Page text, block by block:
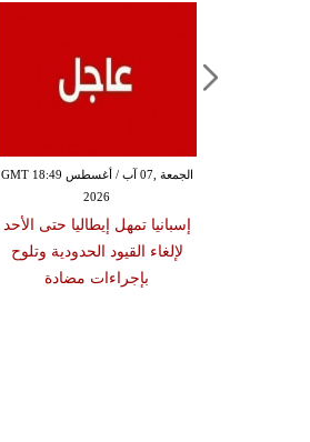
الجمعة ,07 آب / أغسطس GMT 18:49
2026
إسبانيا تمهل إيطاليا حتى الأحد
لإلغاء القيود الحدودية وتلوح
بإجراءات مضادة